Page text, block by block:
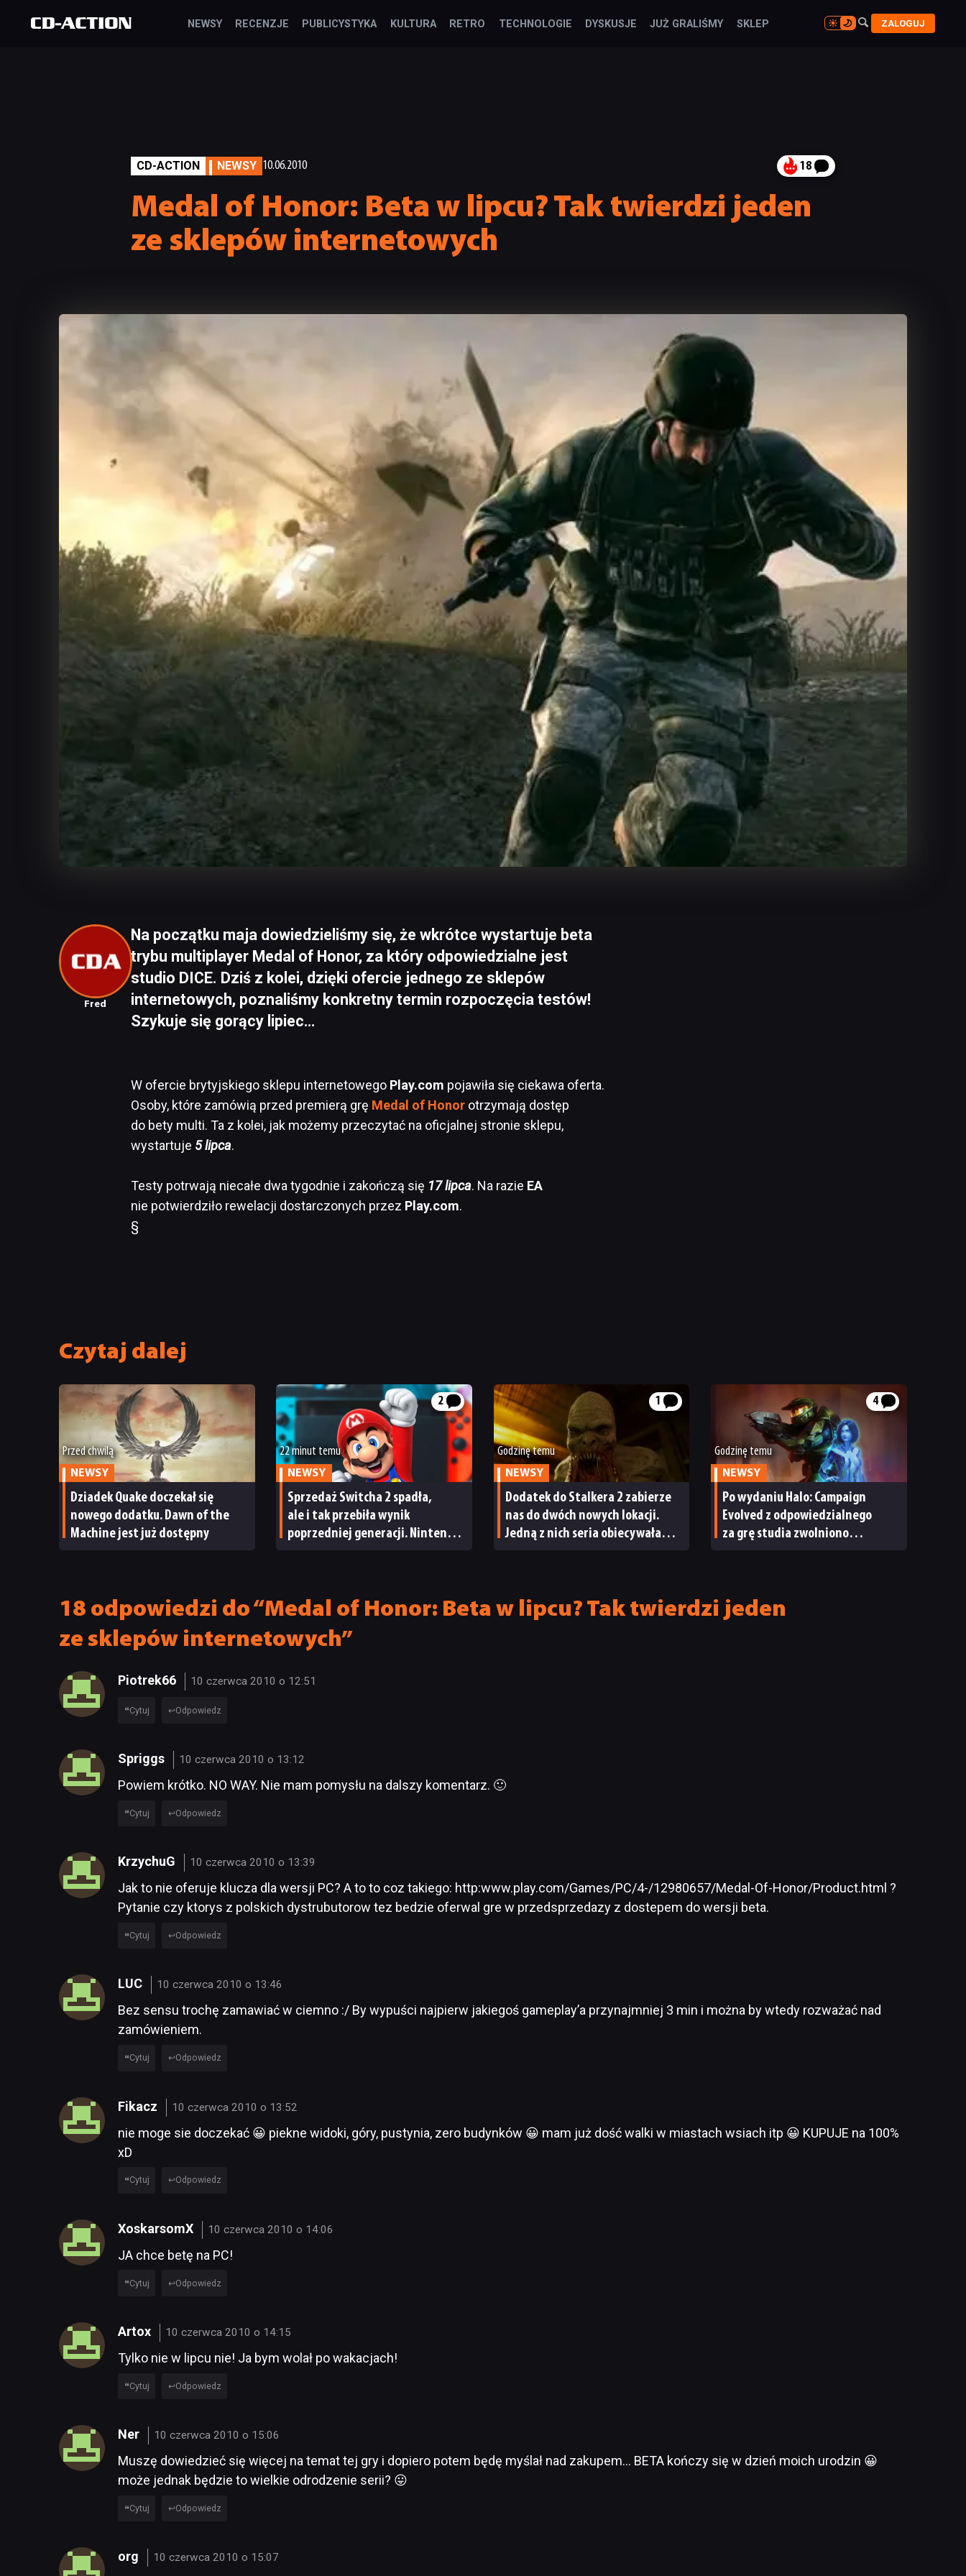
NEWSY RECENZJE PUBLICYSTYKA KULTURA RETRO TECHNOLOGIE DYSKUSJE JUŻ GRALIŚMY SKLEP 
 ZALOGUJ
CD-ACTION NEWSY 10.06.2010 18
Medal of Honor: Beta w lipcu? Tak twierdzi jeden
ze sklepów internetowych
Fred
Na początku maja dowiedzieliśmy się, że wkrótce wystartuje beta
trybu multiplayer Medal of Honor, za który odpowiedzialne jest
studio DICE. Dziś z kolei, dzięki ofercie jednego ze sklepów
internetowych, poznaliśmy konkretny termin rozpoczęcia testów!
Szykuje się gorący lipiec…
W ofercie brytyjskiego sklepu internetowego Play.com pojawiła się ciekawa oferta.
Osoby, które zamówią przed premierą grę Medal of Honor otrzymają dostęp
do bety multi. Ta z kolei, jak możemy przeczytać na oficjalnej stronie sklepu,
wystartuje 5 lipca.
Testy potrwają niecałe dwa tygodnie i zakończą się 17 lipca. Na razie EA
nie potwierdziło rewelacji dostarczonych przez Play.com.
§
Czytaj dalej
Przed chwilą
NEWSY
Dziadek Quake doczekał się
nowego dodatku. Dawn of the
Machine jest już dostępny
2
22 minut temu
NEWSY
Sprzedaż Switcha 2 spadła,
ale i tak przebiła wynik
poprzedniej generacji. Nintendo
1
Godzinę temu
NEWSY
Dodatek do Stalkera 2 zabierze
nas do dwóch nowych lokacji.
Jedną z nich seria obiecywała
4
Godzinę temu
NEWSY
Po wydaniu Halo: Campaign
Evolved z odpowiedzialnego
za grę studia zwolniono
18 odpowiedzi do “Medal of Honor: Beta w lipcu? Tak twierdzi jeden
ze sklepów internetowych”
Piotrek66 10 czerwca 2010 o 12:51
Cytuj Odpowiedz
Spriggs 10 czerwca 2010 o 13:12
Powiem krótko. NO WAY. Nie mam pomysłu na dalszy komentarz. 🙂
Cytuj Odpowiedz
KrzychuG 10 czerwca 2010 o 13:39
Jak to nie oferuje klucza dla wersji PC? A to to coz takiego: http:www.play.com/Games/PC/4-/12980657/Medal-Of-Honor/Product.html ?
Pytanie czy ktorys z polskich dystrubutorow tez bedzie oferwal gre w przedsprzedazy z dostepem do wersji beta.
Cytuj Odpowiedz
LUC 10 czerwca 2010 o 13:46
Bez sensu trochę zamawiać w ciemno :/ By wypuści najpierw jakiegoś gameplay’a przynajmniej 3 min i można by wtedy rozważać nad
zamówieniem.
Cytuj Odpowiedz
Fikacz 10 czerwca 2010 o 13:52
nie moge sie doczekać 😀 piekne widoki, góry, pustynia, zero budynków 😀 mam już dość walki w miastach wsiach itp 😀 KUPUJE na 100%
xD
Cytuj Odpowiedz
XoskarsomX 10 czerwca 2010 o 14:06
JA chce betę na PC!
Cytuj Odpowiedz
Artox 10 czerwca 2010 o 14:15
Tylko nie w lipcu nie! Ja bym wolał po wakacjach!
Cytuj Odpowiedz
Ner 10 czerwca 2010 o 15:06
Muszę dowiedzieć się więcej na temat tej gry i dopiero potem będę myślał nad zakupem… BETA kończy się w dzień moich urodzin 😀
może jednak będzie to wielkie odrodzenie serii? 😛
Cytuj Odpowiedz
org 10 czerwca 2010 o 15:07